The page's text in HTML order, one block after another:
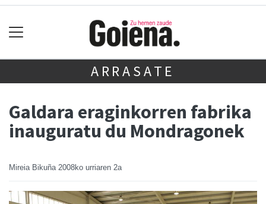
ARRASATE
Galdara eraginkorren fabrika
inauguratu du Mondragonek
Mireia Bikuña 2008ko urriaren 2a